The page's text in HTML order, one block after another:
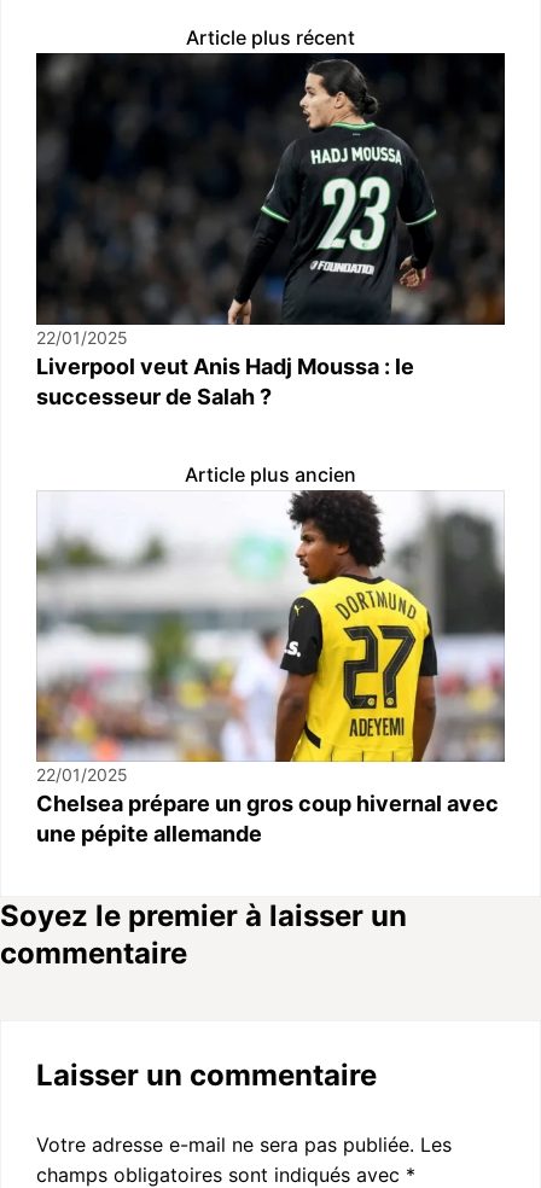
Article plus récent
22/01/2025
Liverpool veut Anis Hadj Moussa : le
successeur de Salah ?
Article plus ancien
22/01/2025
Chelsea prépare un gros coup hivernal avec
une pépite allemande
Soyez le premier à laisser un
commentaire
Laisser un commentaire
Votre adresse e-mail ne sera pas publiée. Les
champs obligatoires sont indiqués avec *